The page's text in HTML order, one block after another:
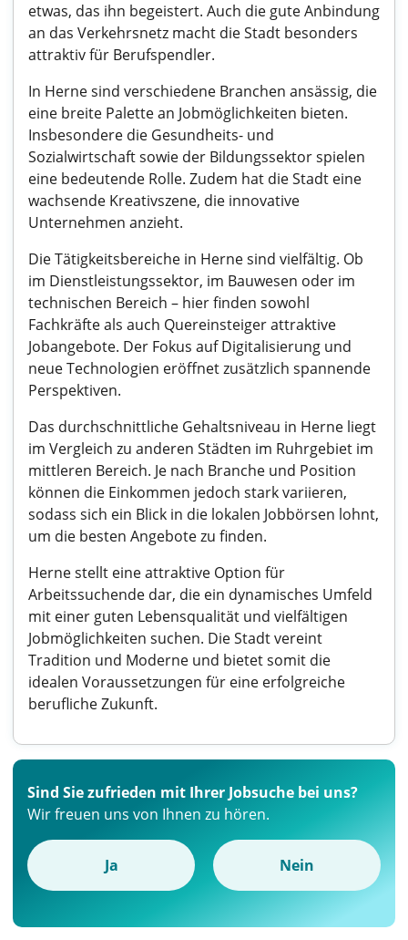
etwas, das ihn begeistert. Auch die gute Anbindung
an das Verkehrsnetz macht die Stadt besonders
attraktiv für Berufspendler.
In Herne sind verschiedene Branchen ansässig, die
eine breite Palette an Jobmöglichkeiten bieten.
Insbesondere die Gesundheits- und
Sozialwirtschaft sowie der Bildungssektor spielen
eine bedeutende Rolle. Zudem hat die Stadt eine
wachsende Kreativszene, die innovative
Unternehmen anzieht.
Die Tätigkeitsbereiche in Herne sind vielfältig. Ob
im Dienstleistungssektor, im Bauwesen oder im
technischen Bereich – hier finden sowohl
Fachkräfte als auch Quereinsteiger attraktive
Jobangebote. Der Fokus auf Digitalisierung und
neue Technologien eröffnet zusätzlich spannende
Perspektiven.
Das durchschnittliche Gehaltsniveau in Herne liegt
im Vergleich zu anderen Städten im Ruhrgebiet im
mittleren Bereich. Je nach Branche und Position
können die Einkommen jedoch stark variieren,
sodass sich ein Blick in die lokalen Jobbörsen lohnt,
um die besten Angebote zu finden.
Herne stellt eine attraktive Option für
Arbeitssuchende dar, die ein dynamisches Umfeld
mit einer guten Lebensqualität und vielfältigen
Jobmöglichkeiten suchen. Die Stadt vereint
Tradition und Moderne und bietet somit die
idealen Voraussetzungen für eine erfolgreiche
berufliche Zukunft.
Sind Sie zufrieden mit Ihrer Jobsuche bei uns?
Wir freuen uns von Ihnen zu hören.
Ja Nein